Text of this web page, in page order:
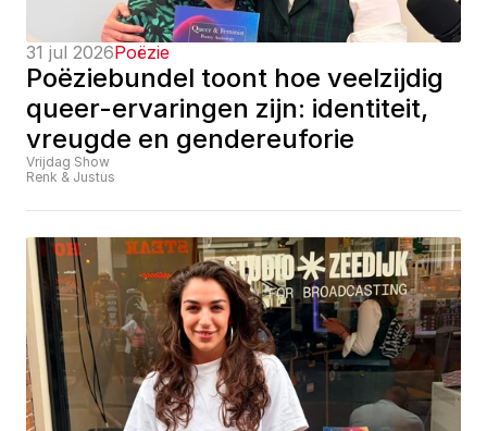
31 jul 2026Poëzie
Poëziebundel toont hoe veelzijdig
queer-ervaringen zijn: identiteit,
vreugde en gendereuforie
Vrijdag Show
Renk & Justus